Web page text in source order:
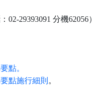
29393091 分機62056）
點。
點施行細則 。